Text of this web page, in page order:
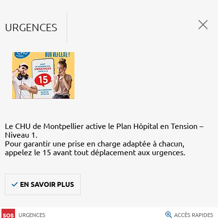
URGENCES
Le CHU de Montpellier active le Plan Hôpital en Tension –
Niveau 1.
Pour garantir une prise en charge adaptée à chacun,
appelez le 15 avant tout déplacement aux urgences.
EN SAVOIR PLUS
URGENCES ACCÈS RAPIDES